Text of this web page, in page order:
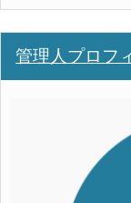
管理人プロフ